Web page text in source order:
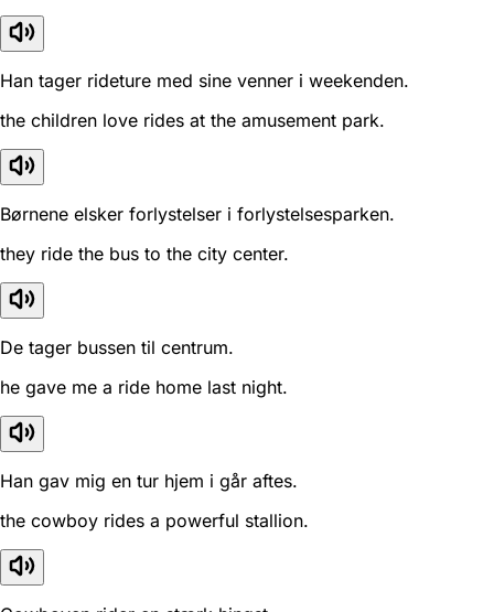
Han tager rideture med sine venner i weekenden.
the children love rides at the amusement park.
Børnene elsker forlystelser i forlystelsesparken.
they ride the bus to the city center.
De tager bussen til centrum.
he gave me a ride home last night.
Han gav mig en tur hjem i går aftes.
the cowboy rides a powerful stallion.